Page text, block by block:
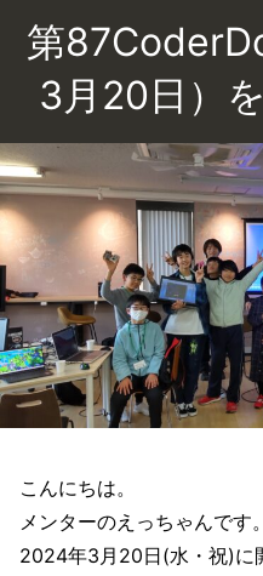
第
3月20日）
こんにちは。
メンターのえっちゃんです。
2024年3月20日(水・祝)に